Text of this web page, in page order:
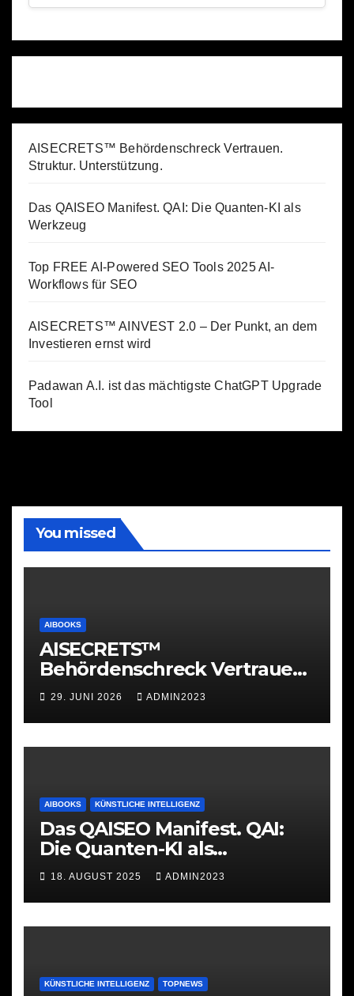
AISECRETS™ Behördenschreck Vertrauen.
Struktur. Unterstützung.
Das QAISEO Manifest. QAI: Die Quanten-KI als
Werkzeug
Top FREE AI-Powered SEO Tools 2025 AI-
Workflows für SEO
AISECRETS™ AINVEST 2.0 – Der Punkt, an dem
Investieren ernst wird
Padawan A.I. ist das mächtigste ChatGPT Upgrade
Tool
You missed
AIBOOKS
AISECRETS™
Behördenschreck Vertrauen.
Struktur. Unterstützung.
29. JUNI 2026 ADMIN2023
AIBOOKS KÜNSTLICHE INTELLIGENZ
Das QAISEO Manifest. QAI:
Die Quanten-KI als
Werkzeug
18. AUGUST 2025 ADMIN2023
KÜNSTLICHE INTELLIGENZ TOPNEWS